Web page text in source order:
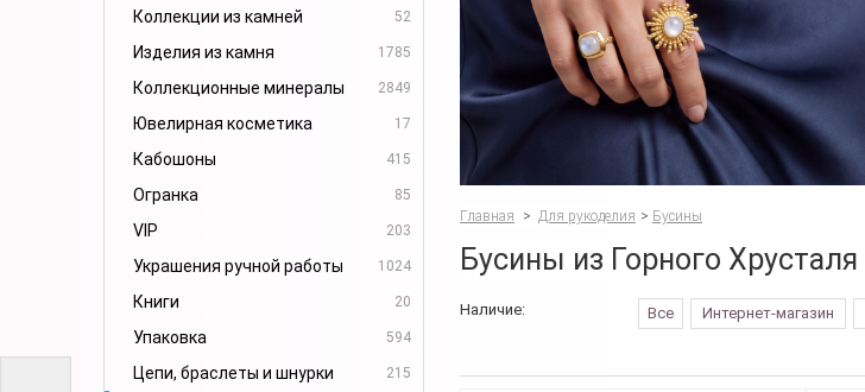
Коллекции из камней 52
Изделия из камня 1785
Коллекционные минералы 2849
Ювелирная косметика 17
Кабошоны 415
Огранка 85
VIP 203
Украшения ручной работы 1024
Книги 20
Упаковка 594
Цепи, браслеты и шнурки 215
Главная > Для рукоделия > Бусины
Бусины из Горного Хрусталя
Наличие: Все Интернет-магазин